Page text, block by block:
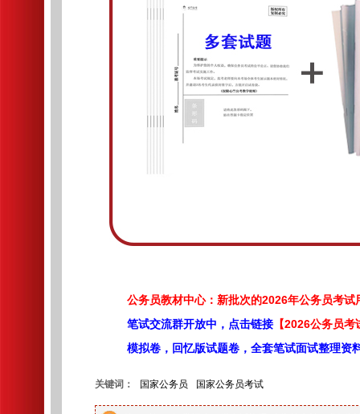
公务员教材中心：新批次的2026年公务员考试
笔试交流群开放中，点击链接 【2026公务员
模拟卷，回忆版试题卷，全套笔试面试整理资
关键词： 国家公务员 国家公务员考试